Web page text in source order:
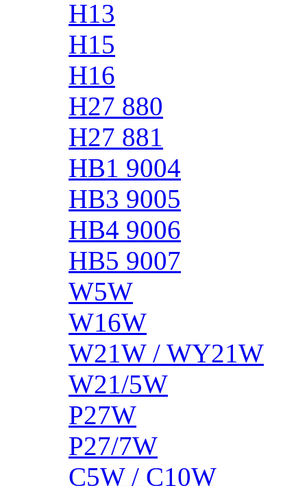
H13
H15
H16
H27 880
H27 881
HB1 9004
HB3 9005
HB4 9006
HB5 9007
W5W
W16W
W21W / WY21W
W21/5W
P27W
P27/7W
C5W / C10W